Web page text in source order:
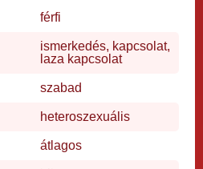
férfi
ismerkedés, kapcsolat,
laza kapcsolat
szabad
heteroszexuális
átlagos